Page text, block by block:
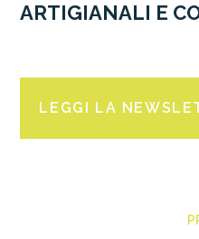
ARTIGIANALI E
LEGGI LA